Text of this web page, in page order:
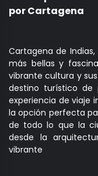
por Cartagena
Cartagena de
más bellas y
vibrante cultura y
destino turístico de
experiencia de viaje
la opción perfecta
de todo lo que la
desde la
vibrante